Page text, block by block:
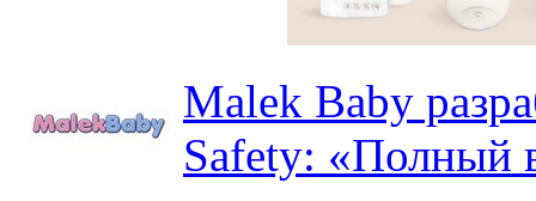
Malek Baby
Safety: «Полный